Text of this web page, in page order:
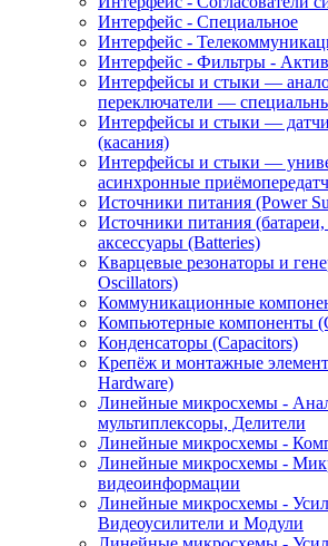
Интерфейс - Специальное
Интерфейс -
Интерфейс - Фильтры -
Интерфейсы и стыки —
переключатели —
Интерфейсы и стыки —
(касания)
Интерфейсы и стыки —
асинхронные
Источники питания (Power
Источники питания
аксессуары (Batteries)
Кварцевые резонаторы и
Oscillators)
Коммуникационные
Компьютерные компоненты
Конденсаторы (Capacitors)
Крепёж и монтажные
Hardware)
Линейные микросхемы -
мультиплексоры, Делители
Линейные микросхемы -
Линейные микросхемы -
видеоинформации
Линейные микросхемы -
Видеоусилители и Модули